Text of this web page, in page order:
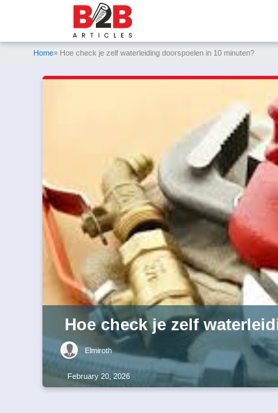
Home» Hoe check je zelf waterleiding doorspoelen in 10 minuten?
Hoe check je zelf
Elmiroth
February 20, 2026